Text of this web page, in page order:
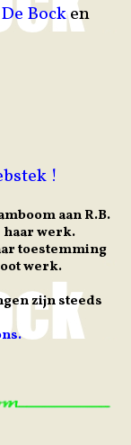
Bocken
!
aan R.B.
werk.
toestemming
werk.
zijn steeds